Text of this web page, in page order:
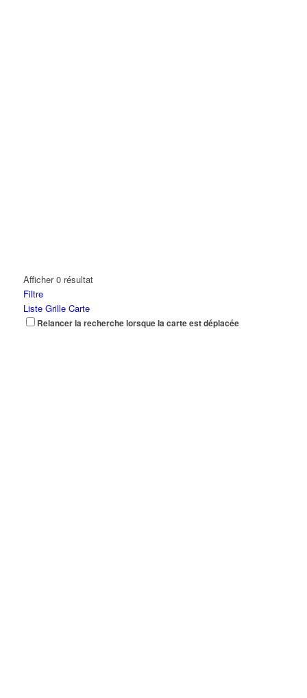
Afficher 0 résultat
Filtre
Liste Grille Carte
Relancer la recherche lorsque la carte est déplacée